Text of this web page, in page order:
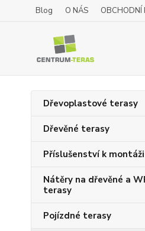
Blog O NÁS OBCHODNÍ
Dřevoplastové terasy
Dřevěné terasy
Příslušenství k
Nátěry na dřevěné a
terasy
Pojízdné terasy